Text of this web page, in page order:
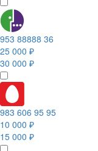
953 88888 36
25 000 ₽
30 000 ₽
983 606 95 95
10 000 ₽
15 000 ₽